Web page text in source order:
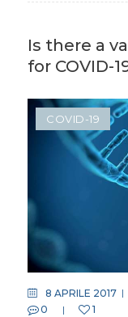
Is there a
for COVID-
COVID-19
8 APRILE 2017
0
1